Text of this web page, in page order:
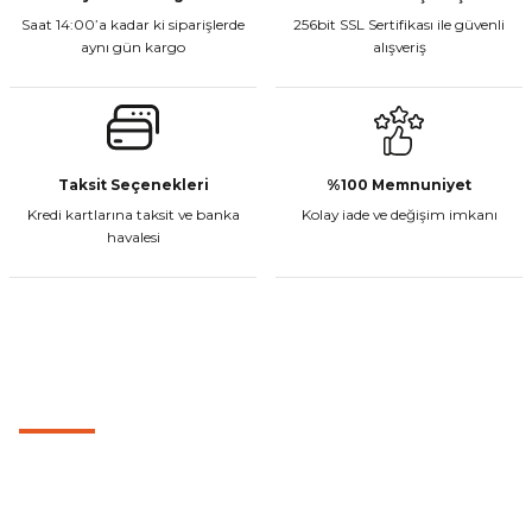
Stokta Yok
Desenli Gri Sehpa Yüzüğü 10mm
₺ 412,50
Saat 14:00’a kadar ki siparişlerde
aynı gün kargo
256bit SSL Sertifikası ile güvenli
alışveriş
Taksit Seçenekleri
Kredi kartlarına taksit ve banka
havalesi
%100 Memnuniyet
Kolay iade ve değişim imkanı